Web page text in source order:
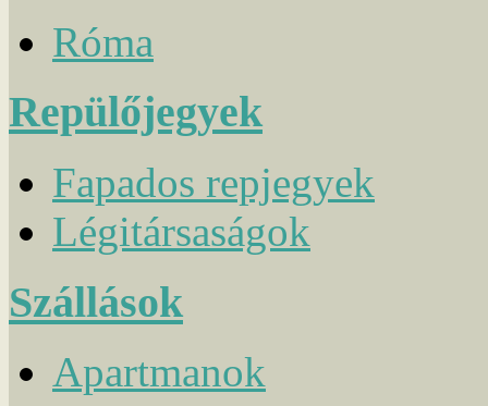
Róma
Repülőjegyek
Fapados repjegyek
Légitársaságok
Szállások
Apartmanok